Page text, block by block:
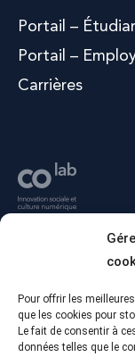
Pour offrir les
que les cookies pour
Le fait de consentir à
données telles que le
Portail –
Portail –
Carrières